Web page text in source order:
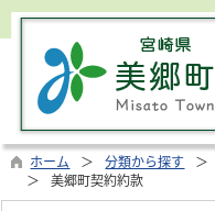
ホーム 分類から探す
美郷町契約約款